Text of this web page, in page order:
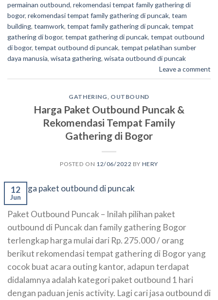
permainan outbound, rekomendasi tempat family gathering di
bogor, rekomendasi tempat family gathering di puncak, team
building, teamwork, tempat family gathering di puncak, tempat
gathering di bogor, tempat gathering di puncak, tempat outbound
di bogor, tempat outbound di puncak, tempat pelatihan sumber
daya manusia, wisata gathering, wisata outbound di puncak
Leave a comment
GATHERING, OUTBOUND
Harga Paket Outbound Puncak &
Rekomendasi Tempat Family
Gathering di Bogor
POSTED ON 12/06/2022 BY HERY
12
Jun
Paket Outbound Puncak – Inilah pilihan paket
outbound di Puncak dan family gathering Bogor
terlengkap harga mulai dari Rp. 275.000 / orang
berikut rekomendasi tempat gathering di Bogor yang
cocok buat acara outing kantor, adapun terdapat
didalamnya adalah kategori paket outbound 1 hari
dengan paduan jenis activity. Lagi cari jasa outbound di